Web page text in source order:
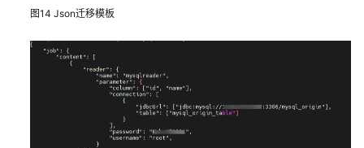
用
Redis
图14 Json迁移模板